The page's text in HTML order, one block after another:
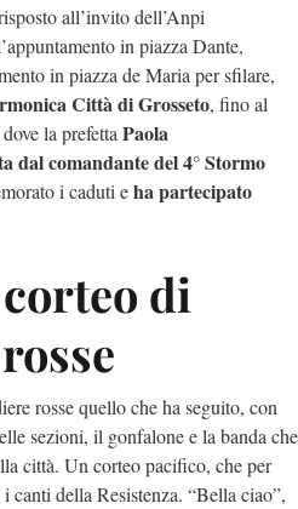
all’invito dell’Anpi
in piazza Dante,
in piazza de Maria per sfilare,
Città di Grosseto, fino al
la prefettaPaola
dal comandante del 4° Stormo
i caduti eha partecipato
di
rosse quello che ha seguito, con
sezioni, il gonfalone e la banda che
città. Un corteo pacifico, che per
canti della Resistenza. “Bella ciao”,